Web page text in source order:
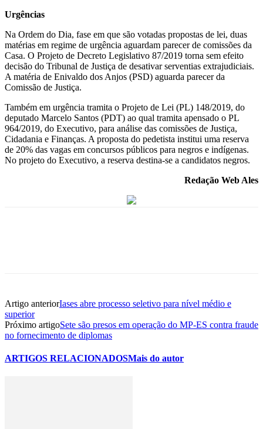
Urgências
Na Ordem do Dia, fase em que são votadas propostas de lei, duas
matérias em regime de urgência aguardam parecer de comissões da
Casa. O Projeto de Decreto Legislativo 87/2019 torna sem efeito
decisão do Tribunal de Justiça de desativar serventias extrajudiciais.
A matéria de Enivaldo dos Anjos (PSD) aguarda parecer da
Comissão de Justiça.
Também em urgência tramita o Projeto de Lei (PL) 148/2019, do
deputado Marcelo Santos (PDT) ao qual tramita apensado o PL
964/2019, do Executivo, para análise das comissões de Justiça,
Cidadania e Finanças. A proposta do pedetista institui uma reserva
de 20% das vagas em concursos públicos para negros e indígenas.
No projeto do Executivo, a reserva destina-se a candidatos negros.
Redação Web Ales
Artigo anteriorIases abre processo seletivo para nível médio e
superior
Próximo artigoSete são presos em operação do MP-ES contra fraude
no fornecimento de diplomas
ARTIGOS RELACIONADOSMais do autor